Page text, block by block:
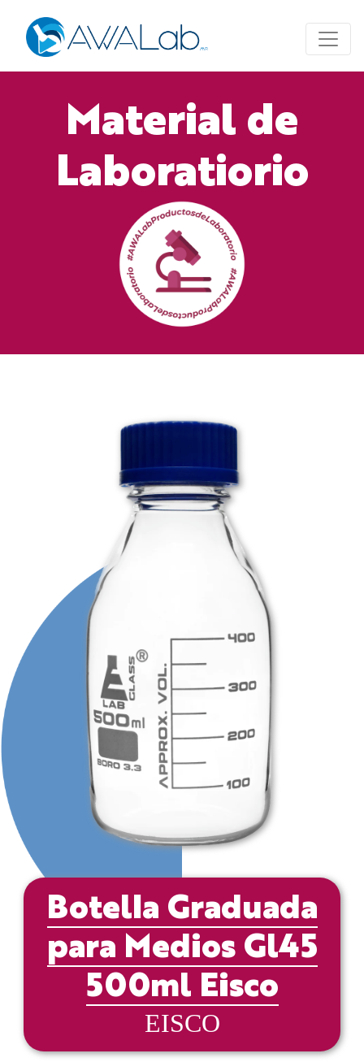
Material de
Laboratiorio
Botella Graduada
para Medios Gl45
500ml Eisco
EISCO